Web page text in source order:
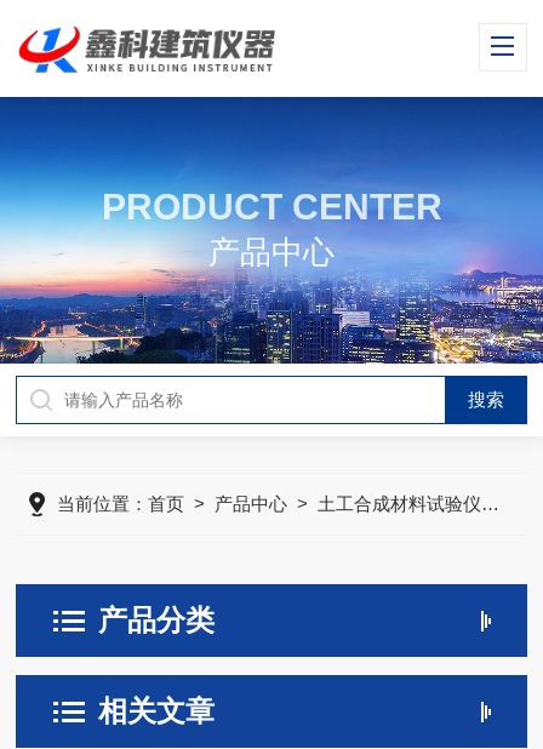
PRODUCT CENTER
产品中心
当前位置：首页 > 产品中心 > 土工合成材料试验仪器
产品分类
相关文章